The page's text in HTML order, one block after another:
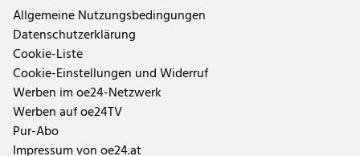
Allgemeine Nutzungsbedingungen
Datenschutzerklärung
Cookie-Liste
Cookie-Einstellungen und Widerruf
Werben im oe24-Netzwerk
Werben auf oe24TV
Pur-Abo
Impressum von oe24.at